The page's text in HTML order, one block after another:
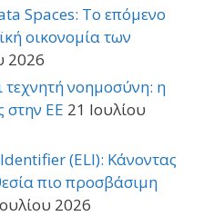
Spaces: Το επόμενο
οικονομία των
2026
τεχνητή νοημοσύνη: η
στην ΕΕ 21 Ιουλίου
(ELI): Κάνοντας
πιο προσβάσιμη
2026